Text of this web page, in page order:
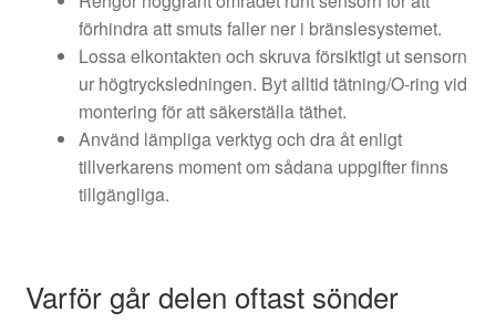
förhindra att smuts faller ner i bränslesystemet.
Lossa elkontakten och skruva försiktigt ut sensorn
ur högtrycksledningen. Byt alltid tätning/O-ring vid
montering för att säkerställa täthet.
Använd lämpliga verktyg och dra åt enligt
tillverkarens moment om sådana uppgifter finns
tillgängliga.
Varför går delen oftast sönder